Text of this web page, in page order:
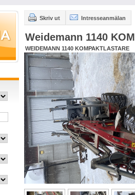
Skriv ut Intresseanmälan
Weidemann 1140
WEIDEMANN 1140 KOMPAKTLASTARE